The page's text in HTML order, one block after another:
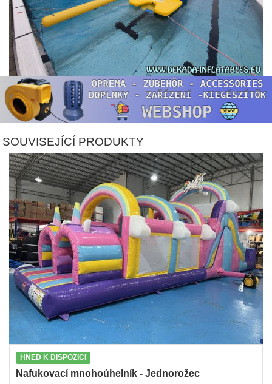
SOUVISEJÍCÍ PRODUKTY
HNED K DISPOZICI
Nafukovací mnohoúhelník - Jednorožec